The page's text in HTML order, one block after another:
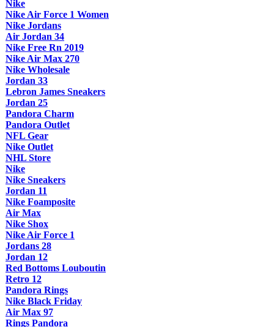
Nike
Nike Air Force 1 Women
Nike Jordans
Air Jordan 34
Nike Free Rn 2019
Nike Air Max 270
Nike Wholesale
Jordan 33
Lebron James Sneakers
Jordan 25
Pandora Charm
Pandora Outlet
NFL Gear
Nike Outlet
NHL Store
Nike
Nike Sneakers
Jordan 11
Nike Foamposite
Air Max
Nike Shox
Nike Air Force 1
Jordans 28
Jordan 12
Red Bottoms Louboutin
Retro 12
Pandora Rings
Nike Black Friday
Air Max 97
Rings Pandora